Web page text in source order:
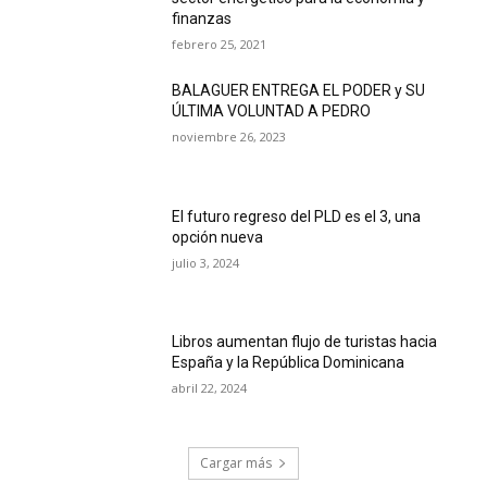
finanzas
febrero 25, 2021
BALAGUER ENTREGA EL PODER y SU
ÚLTIMA VOLUNTAD A PEDRO
noviembre 26, 2023
El futuro regreso del PLD es el 3, una
opción nueva
julio 3, 2024
Libros aumentan flujo de turistas hacia
España y la República Dominicana
abril 22, 2024
Cargar más